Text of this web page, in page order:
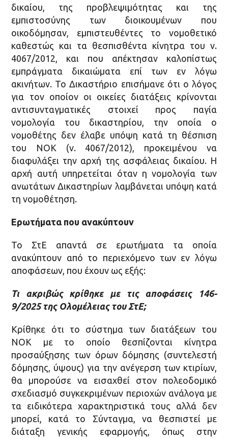
δικαίου, της προβλεψιμότητας και της
εμπιστοσύνης των διοικουμένων που
οικοδόμησαν, εμπιστευθέντες το νομοθετικό
καθεστώς και τα θεσπισθέντα κίνητρα του ν.
4067/2012, και που απέκτησαν καλοπίστως
εμπράγματα δικαιώματα επί των εν λόγω
ακινήτων. Το Δικαστήριο επισήμανε ότι ο λόγος
για τον οποίον οι οικείες διατάξεις κρίνονται
αντισυνταγματικές στοιχεί προς παγία
νομολογία του δικαστηρίου, την οποία ο
νομοθέτης δεν έλαβε υπόψη κατά τη θέσπιση
του ΝΟΚ (ν. 4067/2012), προκειμένου να
διαφυλάξει την αρχή της ασφάλειας δικαίου. Η
αρχή αυτή υπηρετείται όταν η νομολογία των
ανωτάτων Δικαστηρίων λαμβάνεται υπόψη κατά
τη νομοθέτηση.
Ερωτήματα που ανακύπτουν
Το ΣτΕ απαντά σε ερωτήματα τα οποία
ανακύπτουν από το περιεχόμενο των εν λόγω
αποφάσεων, που έχουν ως εξής:
Τι ακριβώς κρίθηκε με τις αποφάσεις 146-
9/2025 της Ολομέλειας του ΣτΕ;
Κρίθηκε ότι το σύστημα των διατάξεων του
ΝΟΚ με το οποίο θεσπίζονται κίνητρα
προσαύξησης των όρων δόμησης (συντελεστή
δόμησης, ύψους) για την ανέγερση των κτιρίων,
θα μπορούσε να εισαχθεί στον πολεοδομικό
σχεδιασμό συγκεκριμένων περιοχών ανάλογα με
τα ειδικότερα χαρακτηριστικά τους αλλά δεν
μπορεί, κατά το Σύνταγμα, να θεσπιστεί με
διάταξη γενικής εφαρμογής, όπως στην